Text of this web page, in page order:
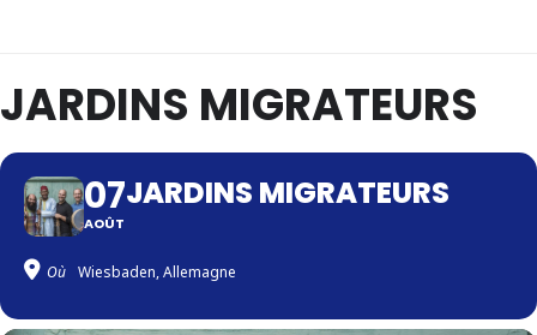
JARDINS MIGRATEURS
07
AOÛT
JARDINS MIGRATEURS
Où Wiesbaden, Allemagne